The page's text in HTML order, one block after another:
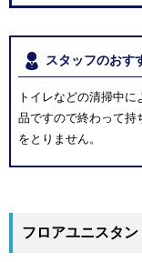
スタッフのおす
トイレなどの清掃中
品ですので終わって持
をとりません。
フロアユニスタ